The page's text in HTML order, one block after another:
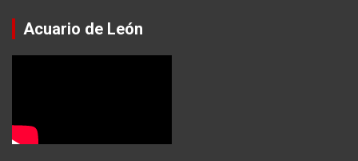
Acuario de León